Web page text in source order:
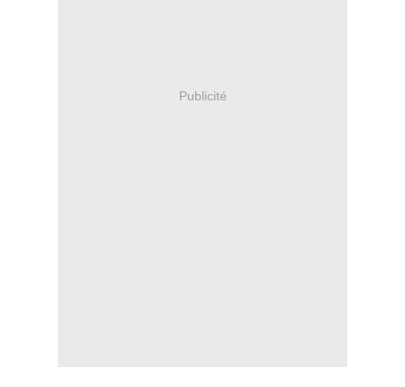
Publicité